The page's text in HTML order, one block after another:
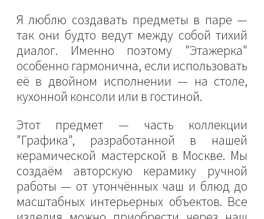
Я люблю создавать предметы в паре —
так они будто ведут между собой тихий
диалог. Именно поэтому "Этажерка"
особенно гармонична, если использовать
её в двойном исполнении — на столе,
кухонной консоли или в гостиной.
Этот предмет — часть коллекции
"Графика", разработанной в нашей
керамической мастерской в Москве. Мы
создаём авторскую керамику ручной
работы — от утончённых чаш и блюд до
масштабных интерьерных объектов. Все